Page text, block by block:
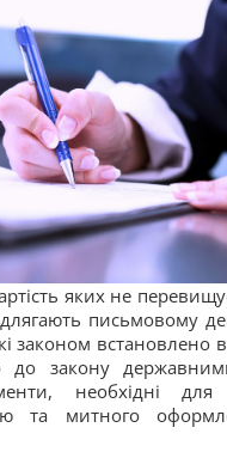
яких не
письмовому
законом встановлено
до закону
необхідні для
та митного